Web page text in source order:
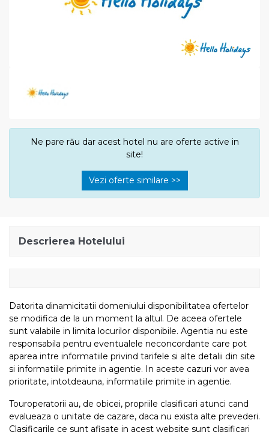
Ne pare rău dar acest hotel nu are oferte active in
site!
Vezi oferte similare >>
Descrierea Hotelului
Datorita dinamicitatii domeniului disponibilitatea ofertelor
se modifica de la un moment la altul. De aceea ofertele
sunt valabile in limita locurilor disponibile. Agentia nu este
responsabila pentru eventualele neconcordante care pot
aparea intre informatiile privind tarifele si alte detalii din site
si informatiile primite in agentie. In aceste cazuri vor avea
prioritate, intotdeauna, informatiile primite in agentie.
Touroperatorii au, de obicei, propriile clasificari atunci cand
evalueaza o unitate de cazare, daca nu exista alte prevederi.
Clasificarile ce sunt afisate in acest website sunt clasificari